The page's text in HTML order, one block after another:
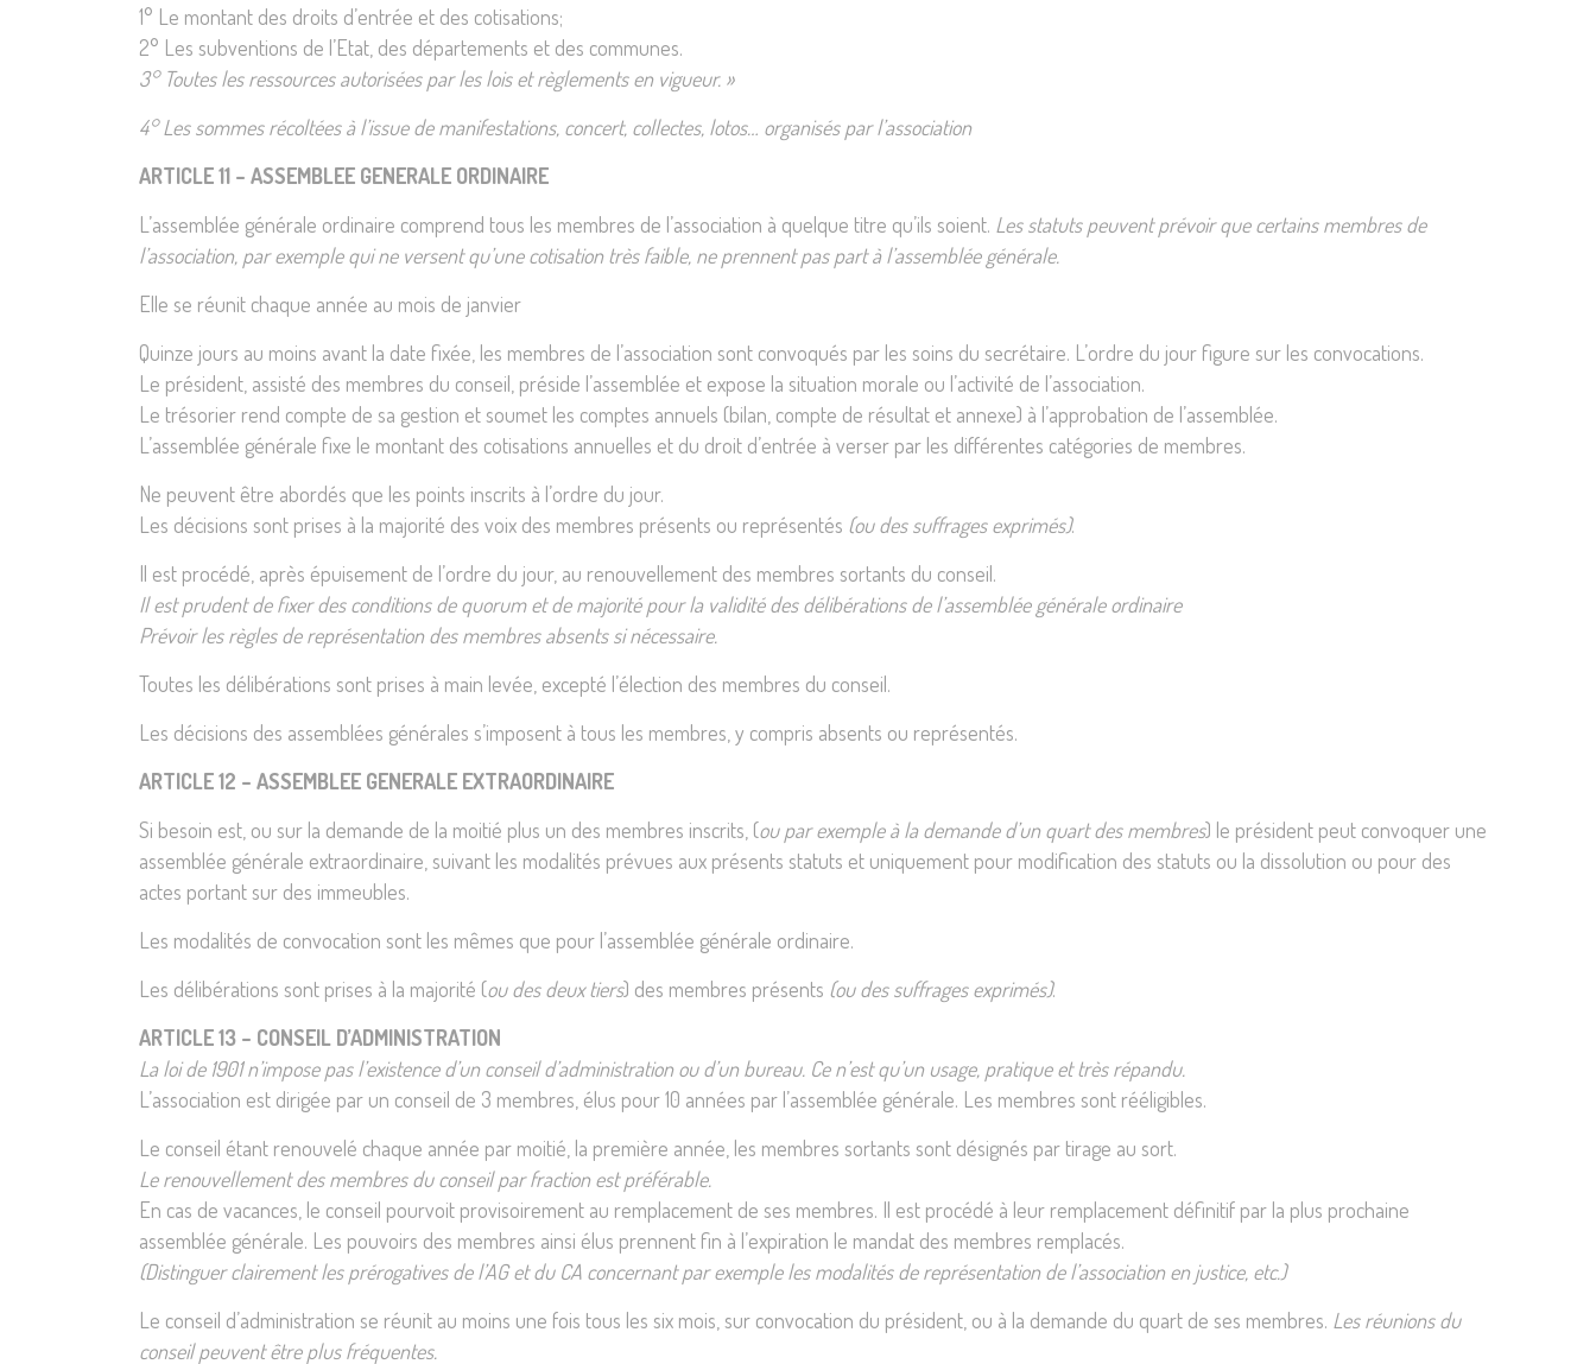
1° Le montant des droits d’entrée et des cotisations;
2° Les subventions de l’Etat, des départements et des communes.
3° Toutes les ressources autorisées par les lois et règlements en vigueur. »
4° Les sommes récoltées à l’issue de manifestations, concert, collectes, lotos… organisés par l’association
ARTICLE 11 – ASSEMBLEE GENERALE ORDINAIRE
L’assemblée générale ordinaire comprend tous les membres de l’association à quelque titre qu’ils soient. Les statuts peuvent prévoir que certains membres de
l’association, par exemple qui ne versent qu’une cotisation très faible, ne prennent pas part à l’assemblée générale.
Elle se réunit chaque année au mois de janvier
Quinze jours au moins avant la date fixée, les membres de l’association sont convoqués par les soins du secrétaire. L’ordre du jour figure sur les convocations.
Le président, assisté des membres du conseil, préside l’assemblée et expose la situation morale ou l’activité de l’association.
Le trésorier rend compte de sa gestion et soumet les comptes annuels (bilan, compte de résultat et annexe) à l’approbation de l’assemblée.
L’assemblée générale fixe le montant des cotisations annuelles et du droit d’entrée à verser par les différentes catégories de membres.
Ne peuvent être abordés que les points inscrits à l’ordre du jour.
Les décisions sont prises à la majorité des voix des membres présents ou représentés (ou des suffrages exprimés).
Il est procédé, après épuisement de l’ordre du jour, au renouvellement des membres sortants du conseil.
Il est prudent de fixer des conditions de quorum et de majorité pour la validité des délibérations de l’assemblée générale ordinaire
Prévoir les règles de représentation des membres absents si nécessaire.
Toutes les délibérations sont prises à main levée, excepté l’élection des membres du conseil.
Les décisions des assemblées générales s’imposent à tous les membres, y compris absents ou représentés.
ARTICLE 12 – ASSEMBLEE GENERALE EXTRAORDINAIRE
Si besoin est, ou sur la demande de la moitié plus un des membres inscrits, (ou par exemple à la demande d’un quart des membres) le président peut convoquer une
assemblée générale extraordinaire, suivant les modalités prévues aux présents statuts et uniquement pour modification des statuts ou la dissolution ou pour des
actes portant sur des immeubles.
Les modalités de convocation sont les mêmes que pour l’assemblée générale ordinaire.
Les délibérations sont prises à la majorité (ou des deux tiers) des membres présents (ou des suffrages exprimés).
ARTICLE 13 – CONSEIL D’ADMINISTRATION
La loi de 1901 n’impose pas l’existence d’un conseil d’administration ou d’un bureau. Ce n’est qu’un usage, pratique et très répandu.
L’association est dirigée par un conseil de 3 membres, élus pour 10 années par l’assemblée générale. Les membres sont rééligibles.
Le conseil étant renouvelé chaque année par moitié, la première année, les membres sortants sont désignés par tirage au sort.
Le renouvellement des membres du conseil par fraction est préférable.
En cas de vacances, le conseil pourvoit provisoirement au remplacement de ses membres. Il est procédé à leur remplacement définitif par la plus prochaine
assemblée générale. Les pouvoirs des membres ainsi élus prennent fin à l’expiration le mandat des membres remplacés.
(Distinguer clairementles prérogatives de l’AG et du CA concernant par exemple les modalités de représentation de l’association en justice, etc.)
Le conseil d’administration se réunit au moins une fois tous les six mois, sur convocation du président, ou à la demande du quart de ses membres. Les réunions du
conseil peuvent être plus fréquentes.